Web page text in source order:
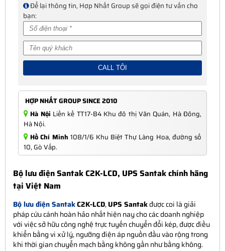
Để lại thông tin, Hợp Nhất Group sẽ gọi điện tư vấn cho
bạn:
HỢP NHẤT GROUP SINCE 2010
Hà Nội Liền kề TT17-B4 Khu đô thị Văn Quán, Hà Đông,
Hà Nội.
Hồ Chí Minh 108/1/6 Khu Biệt Thự Làng Hoa, đường số
10, Gò Vấp.
Bộ lưu điện Santak C2K-LCD, UPS Santak chính hãng
tại Việt Nam
Bộ lưu điện SantakC2K-LCD,UPS Santakđược coi là giải
pháp cứu cánh hoàn hảo nhất hiện nay cho các doanh nghiệp
với việc sở hữu công nghệ trực tuyến chuyển đổi kép, được điều
khiển bằng vi xử lý, ngưỡng điện áp nguồn đầu vào rộng trong
khi thời gian chuyển mạch bằng không gần như bằng không.